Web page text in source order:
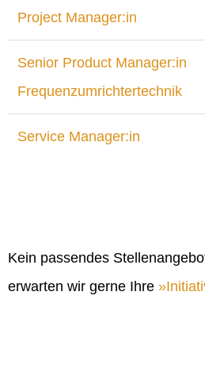
Project Manager:in
Senior Product Manager:in
Frequenzumrichtertechnik
Service Manager:in
Kein passendes
erwarten wir gerne Ihre